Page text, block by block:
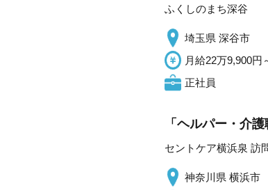
ふくしのまち深谷
埼玉県 深谷市
月給22万9,900円
正社員
「ヘルパー・介
セントケア横浜泉 訪
神奈川県 横浜市